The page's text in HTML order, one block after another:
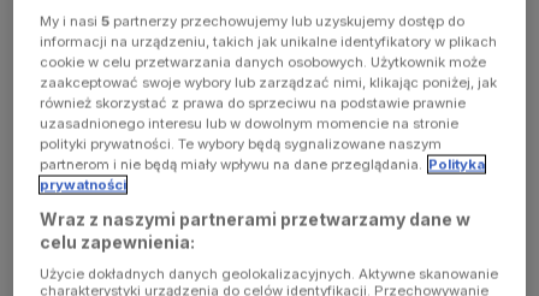
occurred
(see the
browser
console for
more
My i nasi5 partnerzy przechowujemy lub uzyskujemy dostęp do
informacji na urządzeniu, takich jak unikalne identyfikatory w plikach
cookie w celu przetwarzania danych osobowych. Użytkownik może
zaakceptować swoje wybory lub zarządzać nimi, klikając poniżej, jak
również skorzystać z prawa do sprzeciwu na podstawie prawnie
uzasadnionego interesu lub w dowolnym momencie na stronie
polityki prywatności. Te wybory będą sygnalizowane naszym
partnerom i nie będą miały wpływu na dane przeglądania. Polityka
prywatności
Wraz z naszymi partnerami przetwarzamy dane w
celu zapewnienia:
Użycie dokładnych danych geolokalizacyjnych. Aktywne skanowanie
charakterystyki urządzenia do celów identyfikacji. Przechowywanie